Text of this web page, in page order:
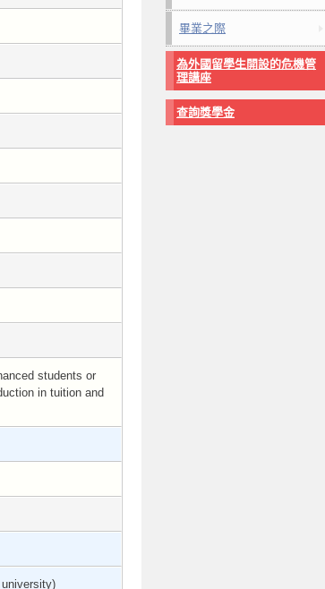
students or
in tuition and
畢業之際
為外國留學生開設的危機管
理講座
查詢獎學金